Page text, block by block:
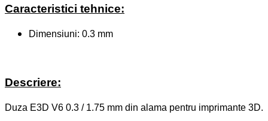
Caracteristici tehnice:
Dimensiuni: 0.3 mm
Descriere:
Duza E3D V6 0.3 / 1.75 mm din alama pentru imprimante 3D.